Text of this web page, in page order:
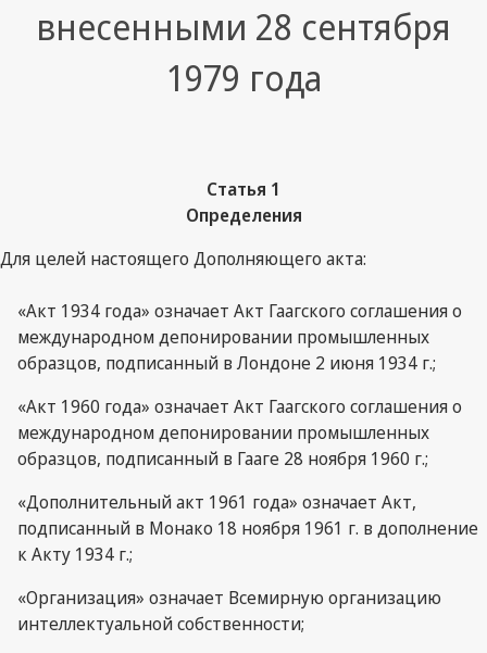
внесенными 28 сентября
1979 года
Статья 1
Определения
Для целей настоящего Дополняющего акта:
«Акт 1934 года» означает Акт Гаагского соглашения о
международном депонировании промышленных
образцов, подписанный в Лондоне 2 июня 1934 г.;
«Акт 1960 года» означает Акт Гаагского соглашения о
международном депонировании промышленных
образцов, подписанный в Гааге 28 ноября 1960 г.;
«Дополнительный акт 1961 года» означает Акт,
подписанный в Монако 18 ноября 1961 г. в дополнение
к Акту 1934 г.;
«Организация» означает Всемирную организацию
интеллектуальной собственности;